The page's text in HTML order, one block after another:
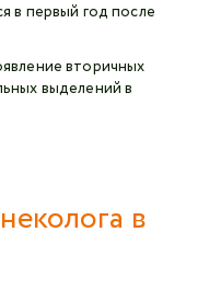
в первый год после
вторичных
выделений в
в